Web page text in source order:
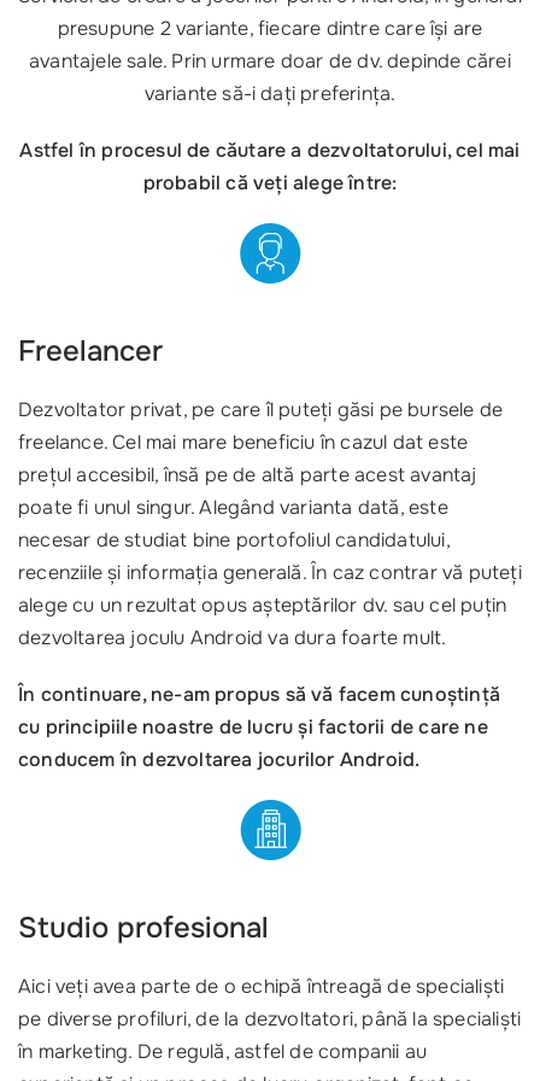
presupune 2 variante, fiecare dintre care își are
avantajele sale. Prin urmare doar de dv. depinde cărei
variante să-i dați preferința.
Astfel în procesul de căutare a dezvoltatorului, cel mai
probabil că veți alege între:
Freelancer
Dezvoltator privat, pe care îl puteți găsi pe bursele de
freelance. Cel mai mare beneficiu în cazul dat este
prețul accesibil, însă pe de altă parte acest avantaj
poate fi unul singur. Alegând varianta dată, este
necesar de studiat bine portofoliul candidatului,
recenziile și informația generală. În caz contrar vă puteți
alege cu un rezultat opus așteptărilor dv. sau cel puțin
dezvoltarea joculu Android va dura foarte mult.
În continuare, ne-am propus să vă facem cunoștință
cu principiile noastre de lucru și factorii de care ne
conducem în dezvoltarea jocurilor Android.
Studio profesional
Aici veți avea parte de o echipă întreagă de specialiști
pe diverse profiluri, de la dezvoltatori, până la specialiști
în marketing. De regulă, astfel de companii au